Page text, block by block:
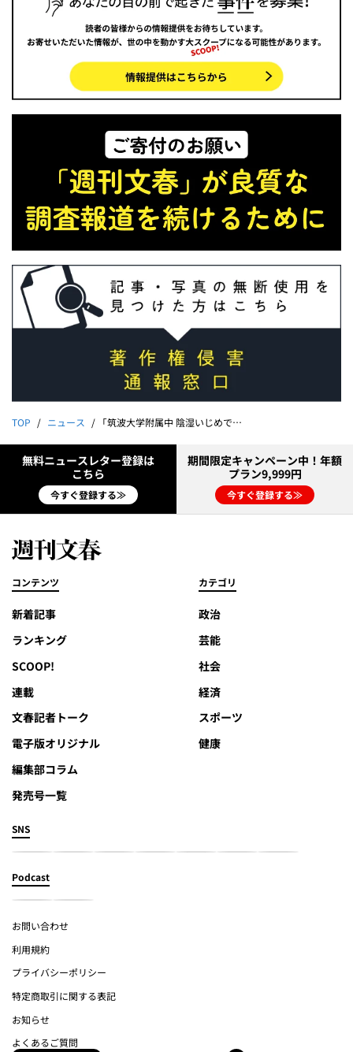
TOP ニュース 「筑波大学附属中 陰湿いじめで娘は退学した」被害生徒の母が告発《偏差値68、著名人を多数輩出》
無料ニュースレター登録は
こちら
今すぐ登録する≫
期間限定キャンペーン中！年額
プラン9,999円
今すぐ登録する≫
コンテンツ
新着記事
ランキング
SCOOP!
連載
文春記者トーク
電子版オリジナル
編集部コラム
発売号一覧
カテゴリ
政治
芸能
社会
経済
スポーツ
健康
SNS
Podcast
お問い合わせ
利用規約
プライバシーポリシー
特定商取引に関する表記
お知らせ
よくあるご質問